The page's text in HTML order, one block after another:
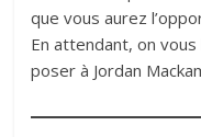
que vous aurez
En attendant, on vous
poser à Jordan